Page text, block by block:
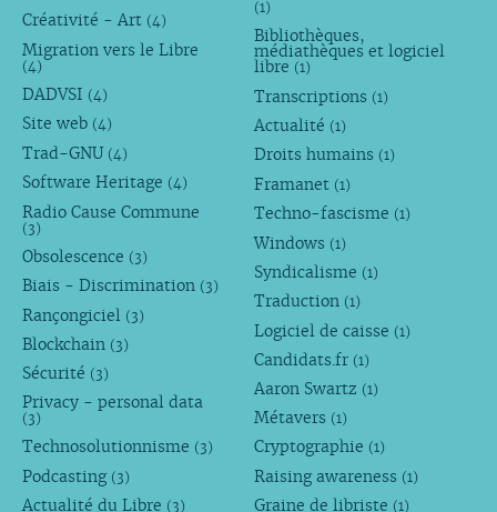
Créativité - Art (4)
Migration vers le Libre
(4)
DADVSI (4)
Site web (4)
Trad-GNU (4)
Software Heritage (4)
Radio Cause Commune
(3)
Obsolescence (3)
Biais - Discrimination (3)
Rançongiciel (3)
Blockchain (3)
Sécurité (3)
Privacy - personal data
(3)
Technosolutionnisme (3)
Podcasting (3)
Actualité du Libre (3)
(1)
Bibliothèques,
médiathèques et logiciel
libre (1)
Transcriptions (1)
Actualité (1)
Droits humains (1)
Framanet (1)
Techno-fascisme (1)
Windows (1)
Syndicalisme (1)
Traduction (1)
Logiciel de caisse (1)
Candidats.fr (1)
Aaron Swartz (1)
Métavers (1)
Cryptographie (1)
Raising awareness (1)
Graine de libriste (1)